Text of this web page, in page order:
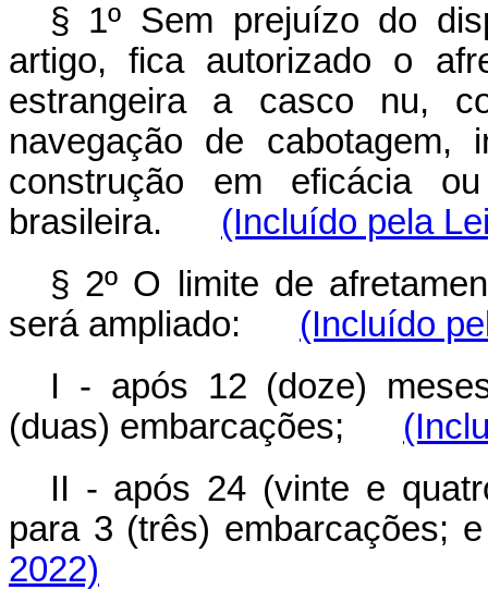
§ 1º Sem prejuízo do
artigo, fica autorizado o
estrangeira a casco nu,
navegação de cabotagem,
construção em eficácia
brasileira. (Incluído pela
§ 2º O limite de
será ampliado: (Incluído
I - após 12 (doze)
(duas) embarcações;
II - após 24 (vinte e
para 3 (três)
2022)